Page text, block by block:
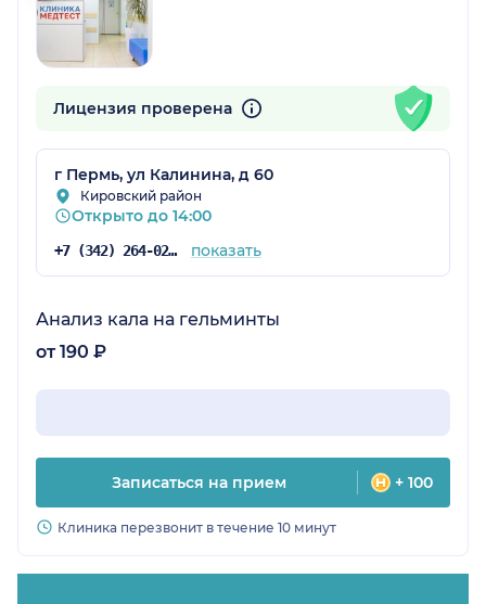
Лицензия проверена
г Пермь, ул Калинина, д 60
Кировский район
Открыто до 14:00
+7 (342) 264-02-09 показать
Анализ кала на гельминты
от 190 ₽
Записаться на прием + 100
Клиника перезвонит в течение 10 минут